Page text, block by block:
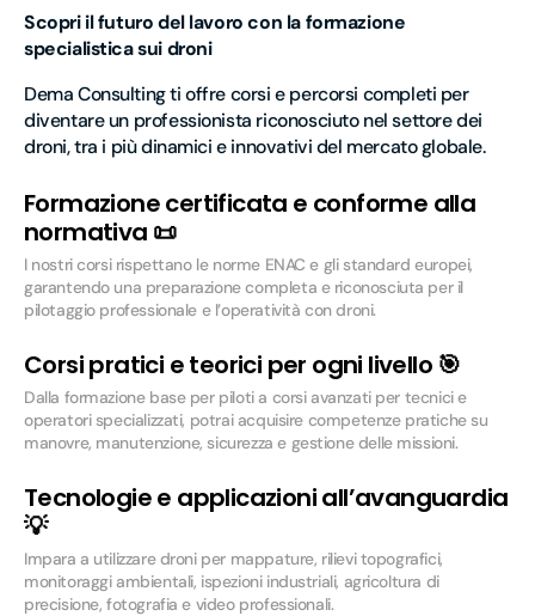
Scopri il futuro del lavoro con la formazione
specialistica sui droni
Dema Consulting ti offre corsi e percorsi completi per
diventare un professionista riconosciuto nel settore dei
droni, tra i più dinamici e innovativi del mercato globale.
Formazione certificata e conforme alla
normativa 📜
I nostri corsi rispettano le norme ENAC e gli standard europei,
garantendo una preparazione completa e riconosciuta per il
pilotaggio professionale e l’operatività con droni.
Corsi pratici e teorici per ogni livello 🎯
Dalla formazione base per piloti a corsi avanzati per tecnici e
operatori specializzati, potrai acquisire competenze pratiche su
manovre, manutenzione, sicurezza e gestione delle missioni.
Tecnologie e applicazioni all’avanguardia
💡
Impara a utilizzare droni per mappature, rilievi topografici,
monitoraggi ambientali, ispezioni industriali, agricoltura di
precisione, fotografia e video professionali.